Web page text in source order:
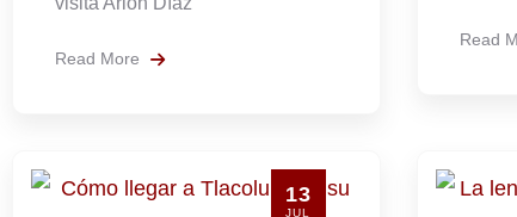
Read More
Read
13
JUL